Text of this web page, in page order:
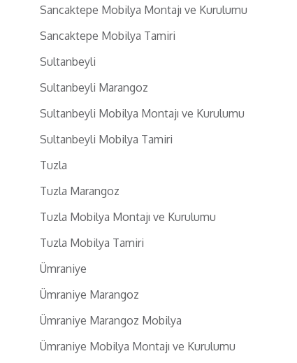
Sancaktepe Mobilya Montajı ve Kurulumu
Sancaktepe Mobilya Tamiri
Sultanbeyli
Sultanbeyli Marangoz
Sultanbeyli Mobilya Montajı ve Kurulumu
Sultanbeyli Mobilya Tamiri
Tuzla
Tuzla Marangoz
Tuzla Mobilya Montajı ve Kurulumu
Tuzla Mobilya Tamiri
Ümraniye
Ümraniye Marangoz
Ümraniye Marangoz Mobilya
Ümraniye Mobilya Montajı ve Kurulumu